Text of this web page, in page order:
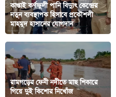
কাপ্তাই কর্ণফুলী পানি বিদ্যুৎ কেন্দ্রের
নতুন ব্যবস্থাপক হিসাবে প্রকৌশলী
মাহমুদ হাসানের যোগদান
রামগড়ের ফেনী নদীতে মাছ শিকারে
গিয়ে দুই কিশোর নিখোঁজ